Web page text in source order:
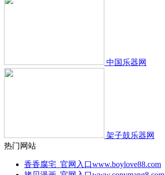
中国乐器网
架子鼓乐器网
热门网站
香香腐宅_官网入口www.boylove88.com